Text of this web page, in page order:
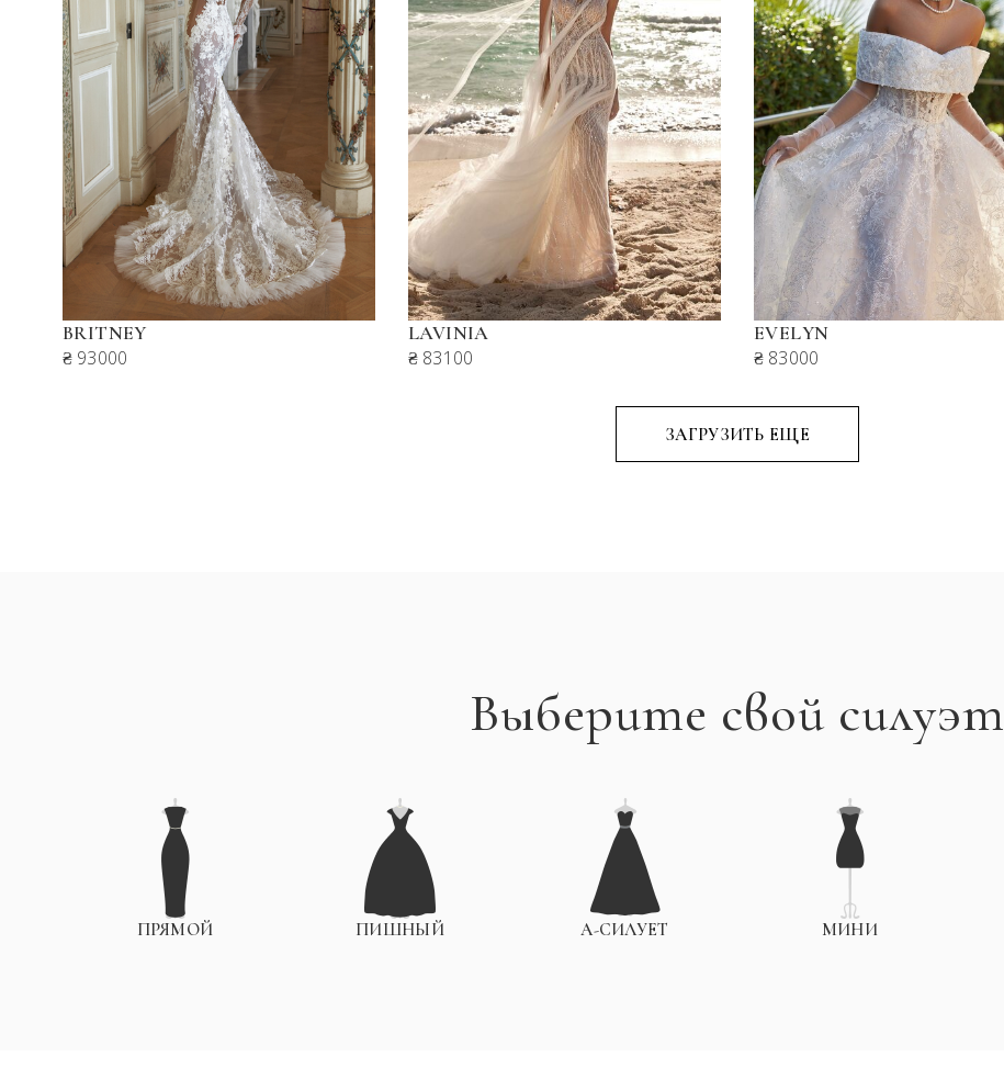
BRITNEY
₴ 93000
LAVINIA
₴ 83100
EVELYN
₴ 83000
Выберите свой силуэт
ПРЯМОЙ ПИШНЫЙ А-СИЛУЕТ МИНИ